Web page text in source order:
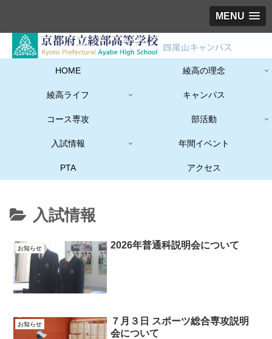
MENU
HOME 綾高の理念
綾高ライフ キャンパス
コース専攻 部活動
入試情報 年間イベント
PTA アクセス
入試情報
お知らせ 2026年普通科説明会について
お知らせ
７月３日 スポーツ総合専攻説明
会について